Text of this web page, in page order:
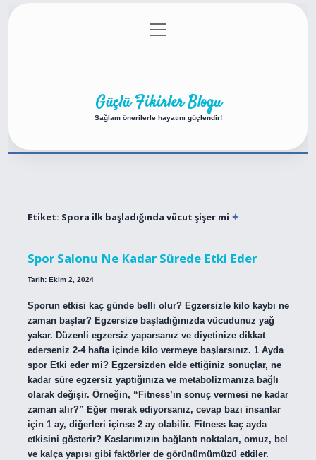
Gizlilik Politikası
menüyü
aç
Güçlü Fikirler Blogu
Sağlam önerilerle hayatını güçlendir!
Etiket: Spora ilk başladığında vücut şişer mi
Spor Salonu Ne Kadar Sürede Etki Eder
Tarih: Ekim 2, 2024
Sporun etkisi kaç günde belli olur? Egzersizle kilo kaybı ne
zaman başlar? Egzersize başladığınızda vücudunuz yağ
yakar. Düzenli egzersiz yaparsanız ve diyetinize dikkat
ederseniz 2-4 hafta içinde kilo vermeye başlarsınız. 1 Ayda
spor Etki eder mi? Egzersizden elde ettiğiniz sonuçlar, ne
kadar süre egzersiz yaptığınıza ve metabolizmanıza bağlı
olarak değişir. Örneğin, “Fitness’ın sonuç vermesi ne kadar
zaman alır?” Eğer merak ediyorsanız, cevap bazı insanlar
için 1 ay, diğerleri içinse 2 ay olabilir. Fitness kaç ayda
etkisini gösterir? Kaslarımızın bağlantı noktaları, omuz, bel
ve kalça yapısı gibi faktörler de görünümümüzü etkiler.